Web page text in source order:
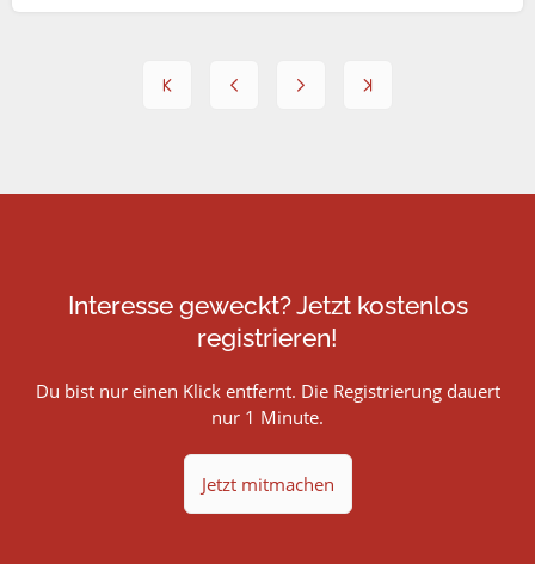
Interesse geweckt? Jetzt kostenlos
registrieren!
Du bist nur einen Klick entfernt. Die Registrierung dauert
nur 1 Minute.
Jetzt mitmachen